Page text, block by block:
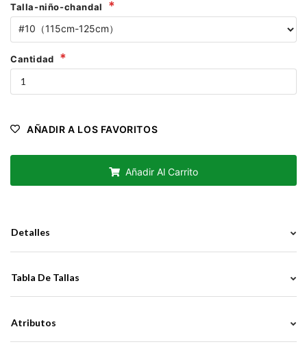
Talla-niño-chandal
Cantidad
AÑADIR A LOS FAVORITOS
Añadir Al Carrito
Detalles
Tabla De Tallas
Atributos